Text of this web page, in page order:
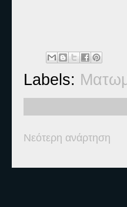
Labels:
Νεότερη ανάρτηση